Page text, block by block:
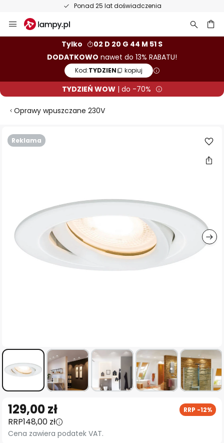
Ponad 25 lat doświadczenia
Przejdź
do
Tylko
02 D 20 G 44 M 51 S
DODATKOWO nawet do 13% RABATU!
Kod:TYDZIEN kopiuj
TYDZIEŃ WOW| do -70%
Oprawy wpuszczane 230V
Reklama
Przejdź
na
na
początek
galerii
129,00 zł RRP -12%
RRP148,00 zł
Cena zawiera podatek VAT.